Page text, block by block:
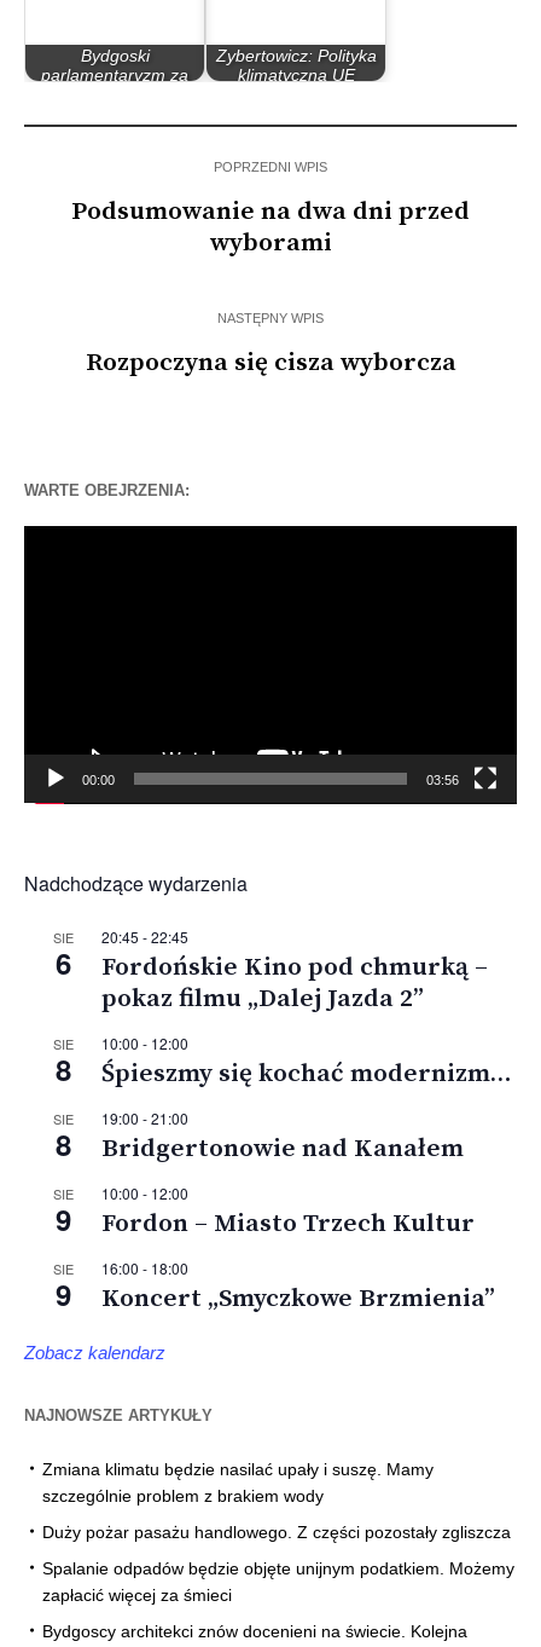
Bydgoski
parlamentaryzm za
Zybertowicz: Polityka
klimatyczna UE
POPRZEDNI WPIS
Podsumowanie na dwa dni przed
wyborami
NASTĘPNY WPIS
Rozpoczyna się cisza wyborcza
WARTE OBEJRZENIA:
00:00 03:56
Nadchodzące wydarzenia
SIE
6
20:45 -22:45
Fordońskie Kino pod chmurką –
pokaz filmu „Dalej Jazda 2”
SIE
8
10:00 - 12:00
Śpieszmy się kochać modernizm…
SIE
8
19:00 -21:00
Bridgertonowie nad Kanałem
SIE
9
10:00 - 12:00
Fordon – Miasto Trzech Kultur
SIE
9
16:00 - 18:00
Koncert „Smyczkowe Brzmienia”
Zobacz kalendarz
NAJNOWSZE ARTYKUŁY
Zmiana klimatu będzie nasilać upały i suszę. Mamy
szczególnie problem z brakiem wody
Duży pożar pasażu handlowego. Z części pozostały zgliszcza
Spalanie odpadów będzie objęte unijnym podatkiem. Możemy
zapłacić więcej za śmieci
Bydgoscy architekci znów docenieni na świecie. Kolejna